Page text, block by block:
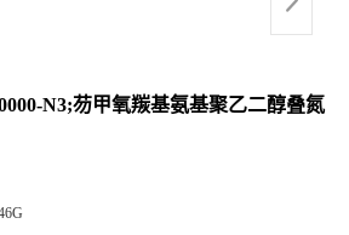
N3;芴甲氧羰基氨基聚乙二醇叠氮